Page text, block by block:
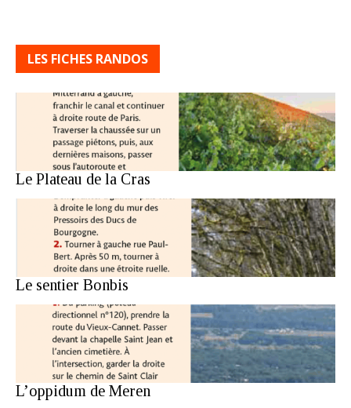
LES FICHES RANDOS
Le Plateau de la Cras
Le sentier Bonbis
L’oppidum de Meren